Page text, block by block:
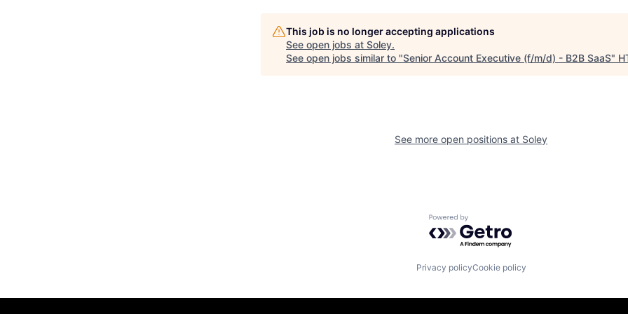
This job is no longer accepting applications
See open jobs at Soley.
See open jobs similar to "Senior Account Executive (f/m/d) - B2B SaaS"
See more open positions at Soley
Powered by Getro.com
Privacy policyCookie policy